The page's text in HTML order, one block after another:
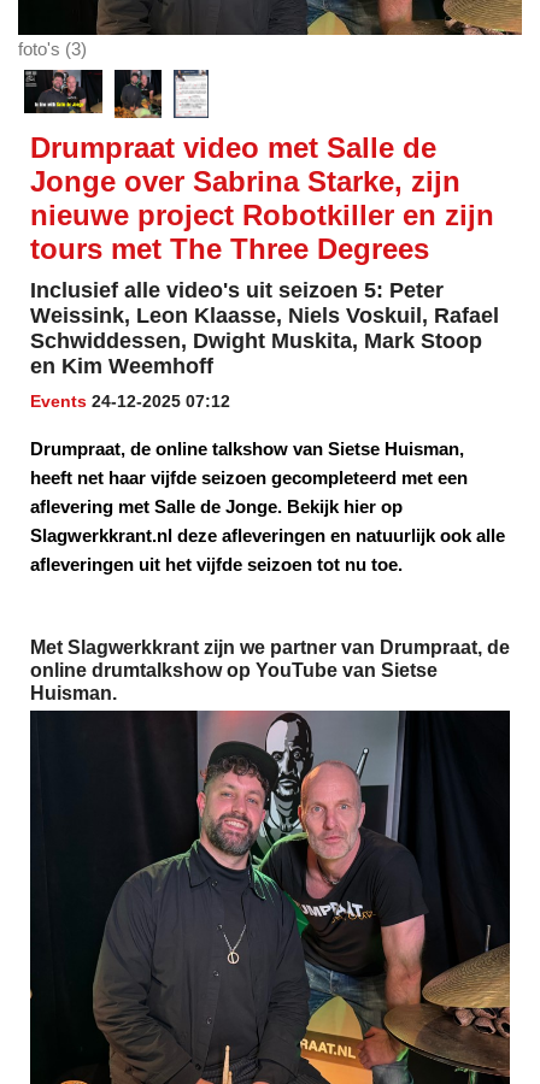
foto's (3)
Drumpraat video met Salle de
Jonge over Sabrina Starke, zijn
nieuwe project Robotkiller en zijn
tours met The Three Degrees
Inclusief alle video's uit seizoen 5: Peter
Weissink, Leon Klaasse, Niels Voskuil, Rafael
Schwiddessen, Dwight Muskita, Mark Stoop
en Kim Weemhoff
Events 24-12-2025 07:12
Drumpraat, de online talkshow van Sietse Huisman,
heeft net haar vijfde seizoen gecompleteerd met een
aflevering met Salle de Jonge. Bekijk hier op
Slagwerkkrant.nl deze afleveringen en natuurlijk ook alle
afleveringen uit het vijfde seizoen tot nu toe.
Met Slagwerkkrant zijn we partner van Drumpraat, de
online drumtalkshow op YouTube van Sietse
Huisman.